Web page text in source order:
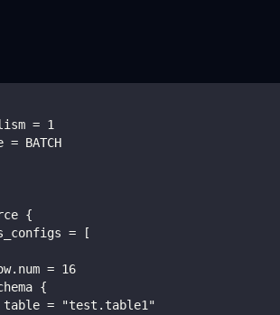
= 1
= BATCH
{
= [
= 16
{
= "test.table1"